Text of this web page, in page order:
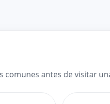
antes de visitar